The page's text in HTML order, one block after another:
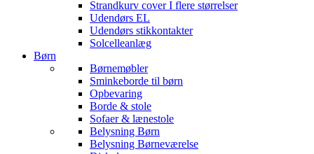
Strandkurv cover I flere størrelser
Udendørs EL
Udendørs stikkontakter
Solcelleanlæg
Børn
Børnemøbler
Sminkeborde til børn
Opbevaring
Borde & stole
Sofaer & lænestole
Belysning Børn
Belysning Børneværelse